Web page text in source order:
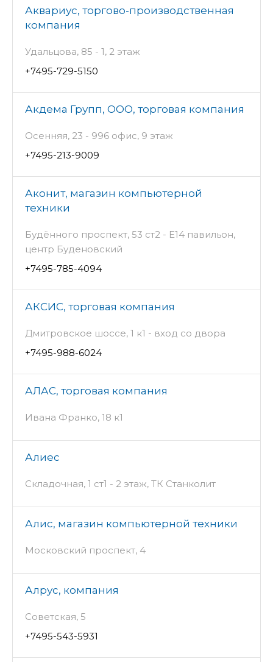
Аквариус, торгово-производственная
компания
Удальцова, 85 - 1, 2 этаж
+7495-729-5150
Акдема Групп, ООО, торговая компания
Осенняя, 23 - 996 офис, 9 этаж
+7495-213-9009
Аконит, магазин компьютерной
техники
Будённого проспект, 53 ст2 - Е14 павильон,
центр Буденовский
+7495-785-4094
АКСИС, торговая компания
Дмитровское шоссе, 1 к1 - вход со двора
+7495-988-6024
АЛАС, торговая компания
Ивана Франко, 18 к1
Алиес
Складочная, 1 ст1 - 2 этаж, ТК Станколит
Алис, магазин компьютерной техники
Московский проспект, 4
Алрус, компания
Советская, 5
+7495-543-5931